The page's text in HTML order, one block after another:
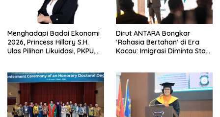
Menghadapi Badai Ekonomi
2026, Princess Hillary S.H.
Ulas Pilihan Likuidasi, PKPU,
Dirut ANTARA Bongkar
‘Rahasia Bertahan’ di Era
Kacau: Imigrasi Diminta Stop